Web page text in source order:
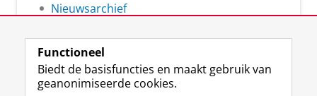
Nieuwsarchief
Functioneel
Biedt de basisfuncties en maakt gebruik van
geanonimiseerde cookies.